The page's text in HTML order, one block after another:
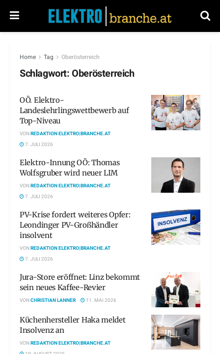
Home Tag Oberösterreich
Schlagwort:Oberösterreich
OÖ. Elektro-
Landeslehrlingswettbewerb auf
Top-Niveau
VONREDAKTION ELEKTRO|BRANCHE.AT
7. JULI 2026
Elektro-Innung OÖ: Thomas
Wolfsgruber wird neuer LIM
VONREDAKTION ELEKTRO|BRANCHE.AT
7. JULI 2026
PV-Krise fordert weiteres Opfer:
Leondinger PV-Großhändler
insolvent
VONREDAKTION ELEKTRO|BRANCHE.AT
7. JULI 2026
Jura-Store eröffnet: Linz bekommt
sein neues Kaffee-Revier
VONCHRISTIAN LANNER 11. MAI 2026
Küchenhersteller Haka meldet
Insolvenz an
VONREDAKTION ELEKTRO|BRANCHE.AT